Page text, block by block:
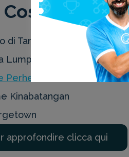
Cosa vedere
di Taman Negara
Lumpur
Perhentian
Kinabatangan
approfondire clicca qui